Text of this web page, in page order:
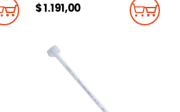
Añadir Al Carrito
$ 1.191,00